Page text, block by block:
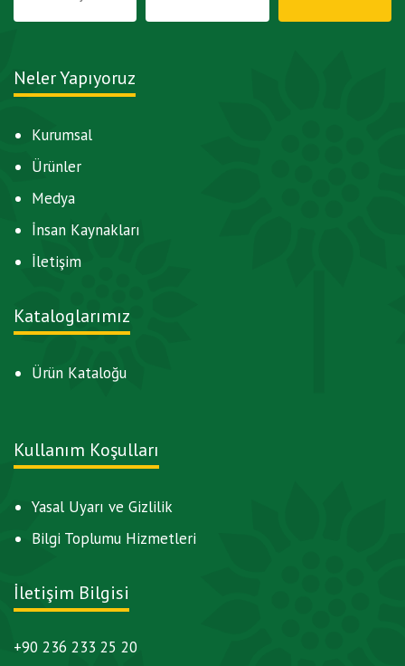
Neler Yapıyoruz
Kurumsal
Ürünler
Medya
İnsan Kaynakları
İletişim
Kataloglarımız
Ürün Kataloğu
Kullanım Koşulları
Yasal Uyarı ve Gizlilik
Bilgi Toplumu Hizmetleri
İletişim Bilgisi
+90 236 233 25 20